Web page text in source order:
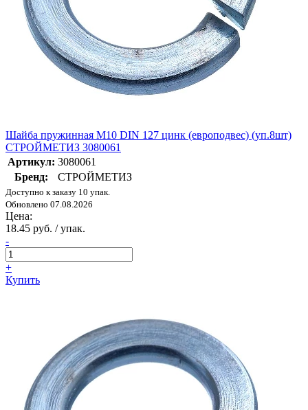
Шайба пружинная М10 DIN 127 цинк (европодвес) (уп.8шт)
СТРОЙМЕТИЗ 3080061
Артикул: 3080061
Бренд:
СТРОЙМЕТИЗ
Доступно к заказу 10 упак.
Обновлено 07.08.2026
Цена:
18.45 руб. / упак.
-
+
Купить